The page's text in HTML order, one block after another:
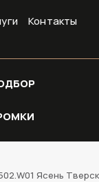
Контакты
Ясень